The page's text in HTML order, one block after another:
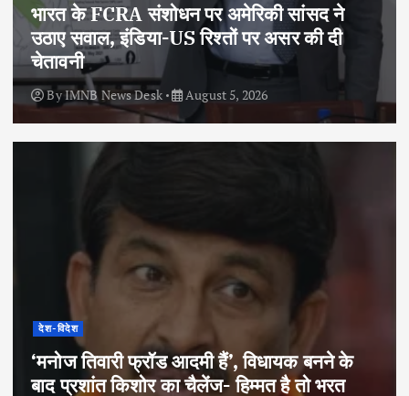
भारत के FCRA संशोधन पर अमेरिकी सांसद ने
उठाए सवाल, इंडिया-US रिश्तों पर असर की दी
चेतावनी
ByIMNB News Desk August 5, 2026
देश-विदेश
‘मनोज तिवारी फ्रॉड आदमी हैं’, विधायक बनने के
बाद प्रशांत किशोर का चैलेंज- हिम्मत है तो भरत